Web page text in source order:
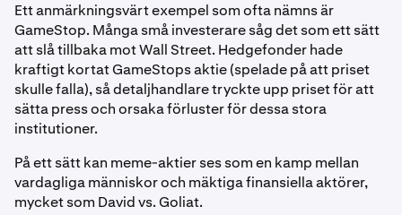
Ett anmärkningsvärt exempel som ofta nämns är
GameStop. Många små investerare såg det som ett sätt
att slå tillbaka mot Wall Street. Hedgefonder hade
kraftigt kortat GameStops aktie (spelade på att priset
skulle falla), så detaljhandlare tryckte upp priset för att
sätta press och orsaka förluster för dessa stora
institutioner.
På ett sätt kan meme-aktier ses som en kamp mellan
vardagliga människor och mäktiga finansiella aktörer,
mycket som David vs. Goliat.